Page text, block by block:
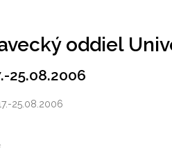
oddiel
25.08.2006
25.08.2006